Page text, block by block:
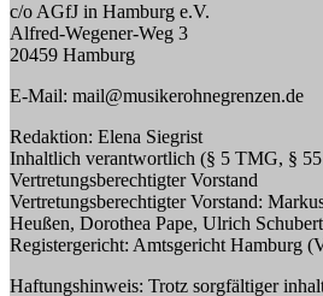
c/o AGfJ in Hamburg e.V.
Alfred-Wegener-Weg 3
20459 Hamburg
E-Mail: mail@musikerohnegrenzen.de
Redaktion: Elena Siegrist
Inhaltlich verantwortlich (§ 5 TMG, §
Vertretungsberechtigter Vorstand
Vertretungsberechtigter Vorstand:
Heußen, Dorothea Pape, Ulrich
Registergericht: Amtsgericht Hamburg
Haftungshinweis: Trotz sorgfältiger